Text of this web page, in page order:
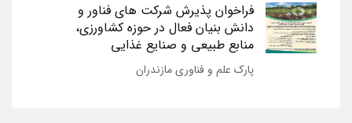
فراخوان پذیرش شرکت های فناور و
دانش بنیان فعال در حوزه کشاورزی،
منابع طبیعی و صنایع غذایی
پارک علم و فناوری مازندران